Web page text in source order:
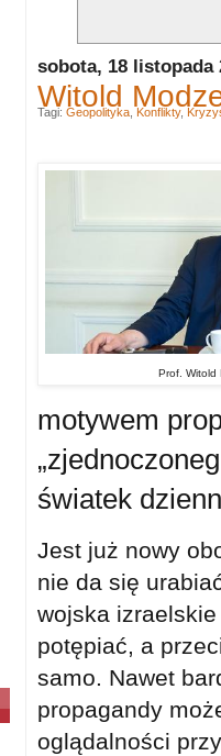
sobota, 18 listopada
Witold
Prof. Witold
motywem
światek
Jest już nowy
nie da się
wojska
potępiać, a
samo. Nawet
propagandy
oglądalności
Tagi: Geopolityka Konflikty,